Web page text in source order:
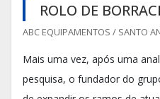
ROLO DE
ABC EQUIPAMENTOS / SANTO
Mais uma vez, após uma
pesquisa, o fundador do